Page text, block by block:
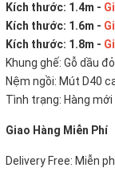
Kích thước: 1.4m -
Kích thước: 1.6m -
Kích thước: 1.8m -
Khung ghế: Gỗ dầu
Nệm ngồi: Mút D40
Tình trạng: Hàng mới
Giao Hàng Miễn Phí
Delivery Free: Miễn